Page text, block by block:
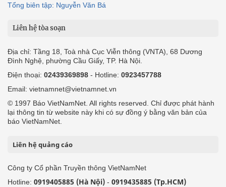
Tổng biên tập: Nguyễn Văn Bá
Liên hệ tòa soạn
Địa chỉ: Tầng 18, Toà nhà Cục Viễn thông (VNTA), 68 Dương
Đình Nghệ, phường Cầu Giấy, TP. Hà Nội.
Điện thoại: 02439369898 - Hotline: 0923457788
Email: vietnamnet@vietnamnet.vn
© 1997 Báo VietNamNet. All rights reserved. Chỉ được phát hành
lại thông tin từ website này khi có sự đồng ý bằng văn bản của
báo VietNamNet.
Liên hệ quảng cáo
Công ty Cổ phần Truyền thông VietNamNet
Hotline: 0919405885 (Hà Nội) - 0919435885 (Tp.HCM)